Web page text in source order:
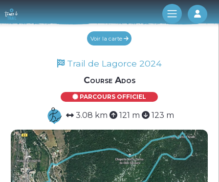
Log
Voir la carte
Trail de Lagorce 2024
Course Ados
PARCOURS OFFICIEL
3.08 km 121 m 123 m